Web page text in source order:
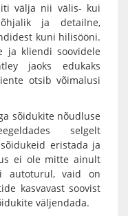
välja nii välis- kui
ja detailne,
kuni hilisööni.
ja kliendi soovidele
jaoks edukaks
otsib võimalusi
sõidukite nõudluse
selgelt
eristada ja
ei ole mitte ainult
autoturul, vaid on
kasvavast soovist
väljendada.